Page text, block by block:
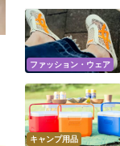
ファッション・ウェア
キャンプ用品